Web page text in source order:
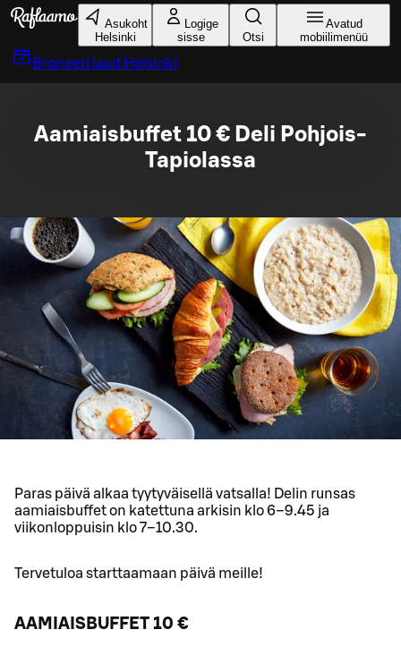
Liigu peamise sisu juurde
Asukoht
Helsinki
Logige
sisse
Otsi
Avatud
mobiilimenüü
Broneeri laud Helsinki
Aamiaisbuffet 10 € Deli Pohjois-
Tapiolassa
Paras päivä alkaa tyytyväisellä vatsalla! Delin runsas
aamiaisbuffet on katettuna arkisin klo 6–9.45 ja
viikonloppuisin klo 7–10.30.
Tervetuloa starttaamaan päivä meille!
AAMIAISBUFFET 10 €